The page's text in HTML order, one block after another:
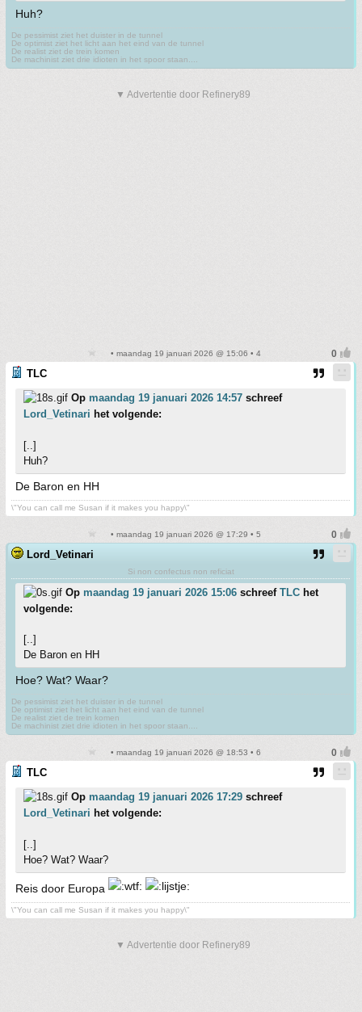
Huh?
De pessimist ziet het duister in de tunnel
De optimist ziet het licht aan het eind van de tunnel
De realist ziet de trein komen
De machinist ziet drie idioten in het spoor staan....
▼ Advertentie door Refinery89
• maandag 19 januari 2026 @ 15:06 • 4
TLC
Op maandag 19 januari 2026 14:57 schreef
Lord_Vetinari het volgende:
[..]
Huh?
De Baron en HH
\"You can call me Susan if it makes you happy\"
• maandag 19 januari 2026 @ 17:29 • 5
Lord_Vetinari
Si non confectus non reficiat
Op maandag 19 januari 2026 15:06 schreef TLC het
volgende:
[..]
De Baron en HH
Hoe? Wat? Waar?
De pessimist ziet het duister in de tunnel
De optimist ziet het licht aan het eind van de tunnel
De realist ziet de trein komen
De machinist ziet drie idioten in het spoor staan....
• maandag 19 januari 2026 @ 18:53 • 6
TLC
Op maandag 19 januari 2026 17:29 schreef
Lord_Vetinari het volgende:
[..]
Hoe? Wat? Waar?
Reis door Europa
\"You can call me Susan if it makes you happy\"
▼ Advertentie door Refinery89